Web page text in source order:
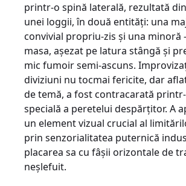
printr-o spină laterală, rezultată
unei loggii, în două entităţi: una
convivial propriu-zis şi una minoră
masa, aşezat pe latura stângă şi
mic fumoir semi-ascuns.
diviziuni nu tocmai fericite, dar
de temă, a fost contracarată
specială a peretelui despărţitor. A
un element vizual crucial al
prin senzorialitatea puternică
placarea sa cu fâşii orizontale de
neşlefuit.